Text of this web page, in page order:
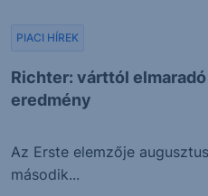
Richter: várttól
eredmény
PIACI HÍREK
Az Erste elemzője
második...